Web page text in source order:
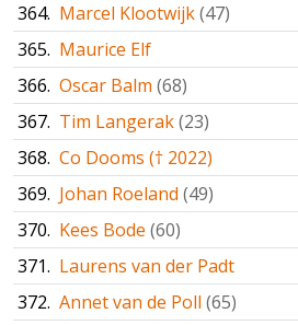
364. Marcel Klootwijk(47)
365. Maurice Elf
366. Oscar Balm (68)
367. Tim Langerak(23)
368. Co Dooms († 2022)
369. Johan Roeland (49)
370. Kees Bode (60)
371. Laurens van der Padt
372. Annet van de Poll (65)